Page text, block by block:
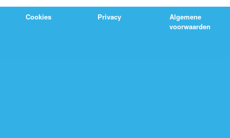
Cookies Privacy
Algemene
voorwaarden